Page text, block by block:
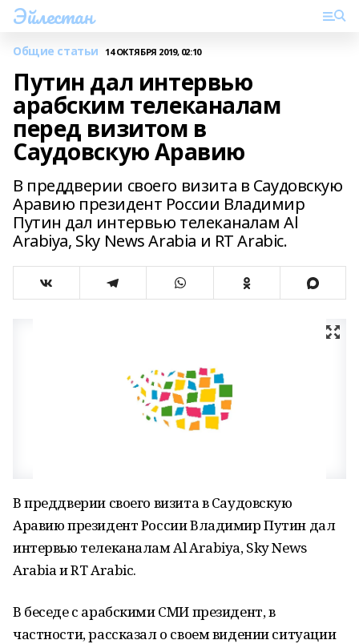
Эйлестан
Общие статьи 14 ОКТЯБРЯ 2019, 02:10
Путин дал интервью
арабским телеканалам
перед визитом в
Саудовскую Аравию
В преддверии своего визита в Саудовскую
Аравию президент России Владимир
Путин дал интервью телеканалам Al
Arabiya, Sky Nеws Arabia и RT Arabic.
В преддверии своего визита в Саудовскую
Аравию президент России Владимир Путин дал
интервью телеканалам Al Arabiya, Sky Nеws
Arabia и RT Arabic.
В беседе с арабскими СМИ президент, в
частности, рассказал о своем видении ситуации